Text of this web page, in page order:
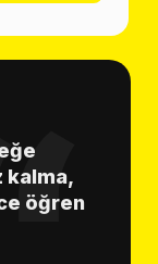
kalma,
öğren